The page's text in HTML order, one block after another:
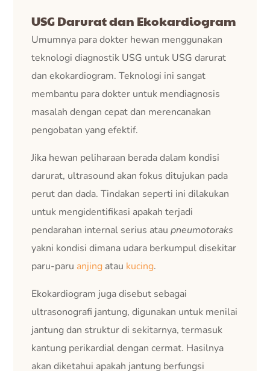
USG Darurat dan Ekokardiogram
Umumnya para dokter hewan menggunakan
teknologi diagnostik USG untuk USG darurat
dan ekokardiogram. Teknologi ini sangat
membantu para dokter untuk mendiagnosis
masalah dengan cepat dan merencanakan
pengobatan yang efektif.
Jika hewan peliharaan berada dalam kondisi
darurat, ultrasound akan fokus ditujukan pada
perut dan dada. Tindakan seperti ini dilakukan
untuk mengidentifikasi apakah terjadi
pendarahan internal serius ataupneumotoraks
yakni kondisi dimana udara berkumpul disekitar
paru-paru anjing atau kucing.
Ekokardiogram juga disebut sebagai
ultrasonografi jantung, digunakan untuk menilai
jantung dan struktur di sekitarnya, termasuk
kantung perikardial dengan cermat. Hasilnya
akan diketahui apakah jantung berfungsi